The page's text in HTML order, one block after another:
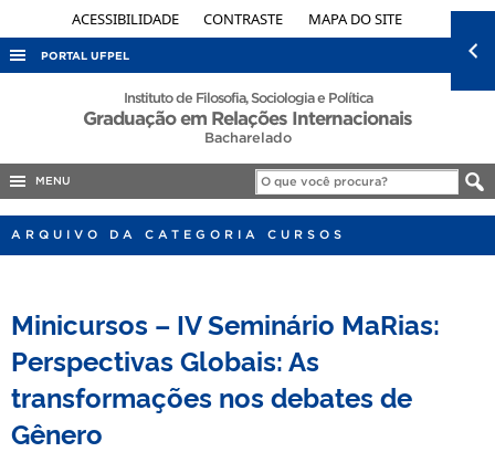
ACESSIBILIDADE CONTRASTE MAPA DO SITE
PORTAL UFPEL
ACESSO À INFORMAÇÃO
OUVIDORIA
PORTARIAS
TELEFONES
Instituto de Filosofia, Sociologia e Política
Graduação em Relações Internacionais
Bacharelado
MENU
ARQUIVO DA CATEGORIA CURSOS
Minicursos – IV Seminário MaRias:
Perspectivas Globais: As
transformações nos debates de
Gênero